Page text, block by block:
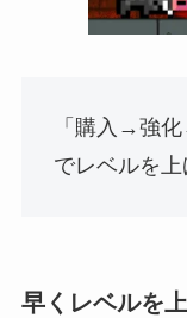
「購入→強
でレベルを上
早くレベルを